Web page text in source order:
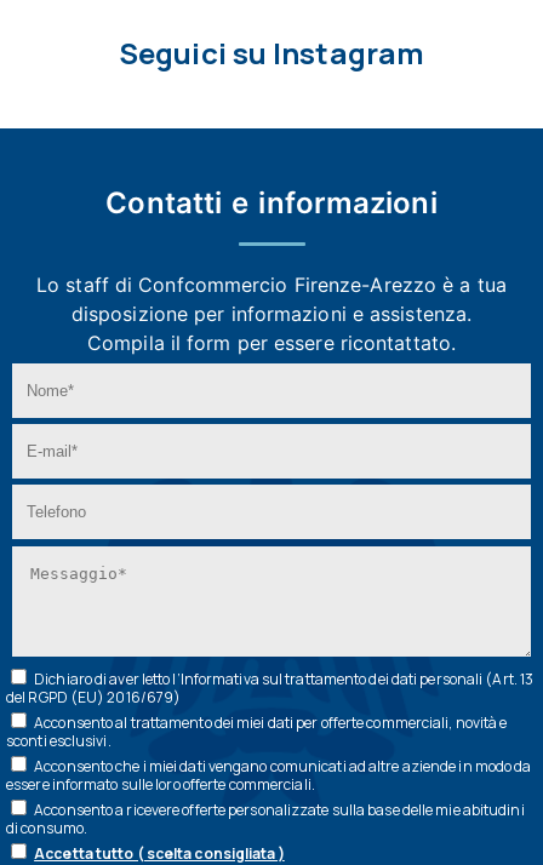
Seguici su Instagram
Contatti e informazioni
Lo staff di Confcommercio Firenze-Arezzoè a tua
disposizione per informazioni e assistenza.
Compila il form per essere ricontattato.
Dichiaro di aver letto l’Informativa sul trattamento dei dati personali (Art. 13
del RGPD (EU) 2016/679)
Acconsento al trattamento dei miei dati per offerte commerciali, novità e
sconti esclusivi.
Acconsento che i miei dati vengano comunicati ad altre aziende in modo da
essere informato sulle loro offerte commerciali.
Acconsento a ricevere offerte personalizzate sulla base delle mie abitudini
di consumo.
Accetta tutto ( scelta consigliata )